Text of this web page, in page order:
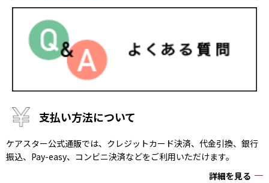
支払い方法について
ケアスター公式通販では、クレジットカード決済、代金引換、銀行
振込、Pay-easy、コンビニ決済などをご利用いただけます。
詳細を見る